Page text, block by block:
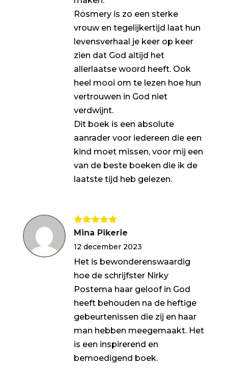
Rosmery is zo een sterke
vrouw en tegelijkertijd laat hun
levensverhaal je keer op keer
zien dat God altijd het
allerlaatse woord heeft. Ook
heel mooi om te lezen hoe hun
vertrouwen in God niet
verdwijnt.
Dit boek is een absolute
aanrader voor iedereen die een
kind moet missen, voor mij een
van de beste boeken die ik de
laatste tijd heb gelezen.
Gewaardeerd
Mina Pikerie
12 december 2023
Het is bewonderenswaardig
hoe de schrijfster Nirky
Postema haar geloof in God
heeft behouden na de heftige
gebeurtenissen die zij en haar
man hebben meegemaakt. Het
is een inspirerend en
bemoedigend boek.